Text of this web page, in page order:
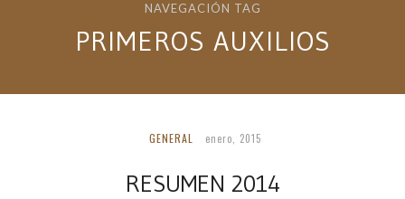
NAVEGACIÓN TAG
PRIMEROS AUXILIOS
GENERAL enero, 2015
RESUMEN 2014